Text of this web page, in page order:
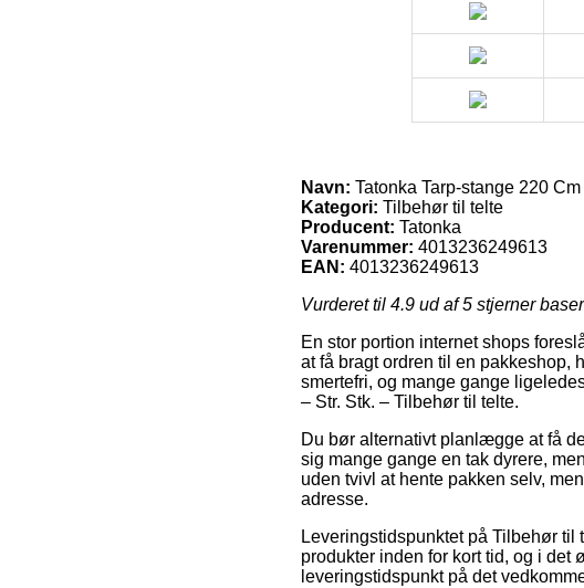
Navn: Tatonka Tarp-stange 220
Kategori: Tilbehør til telte
Producent: Tatonka
Varenummer: 4013236249613
EAN: 4013236249613
Vurderet til 4.9 ud af 5 stjerner
En stor portion internet shops
at få bragt ordren til en pakkeshop,
smertefri, og mange gange
– Str. Stk. – Tilbehør til telte.
Du bør alternativt planlægge at få
sig mange gange en tak dyrere,
uden tvivl at hente pakken selv,
adresse.
Leveringstidspunktet på Tilbehør
produkter inden for kort tid, og i det
leveringstidspunkt på det